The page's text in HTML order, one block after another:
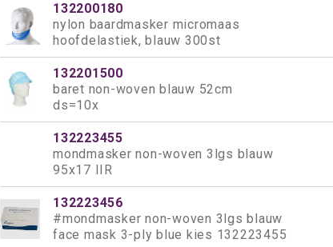
132200180
nylon baardmasker micromaas
hoofdelastiek, blauw 300st
132201500
baret non-woven blauw 52cm
ds=10x
132223455
mondmasker non-woven 3lgs blauw
95x17 IIR
132223456
#mondmasker non-woven 3lgs blauw
face mask 3-ply blue kies 132223455